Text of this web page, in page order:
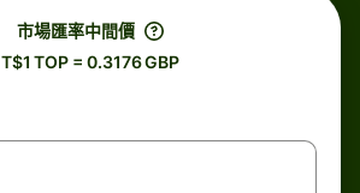
市場匯率中間價
T$1 TOP = 0.3176 GBP